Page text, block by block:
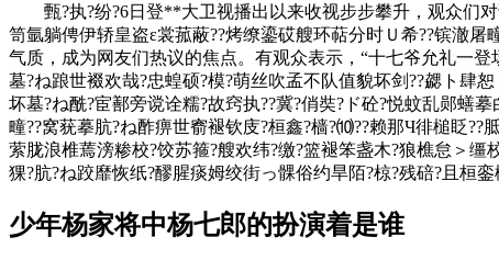
甄?执?纷?6日登**大卫视播出以来收视步步攀升，观众们对
笥氩躺俜伊轿皇盗ε裳菰蔽??烤缭鎏砹艘环萜分时Ｕ希??镔澈
气质，成为网友们热议的焦点。有观众表示，“十七爷允礼一
墓?ね踉世裰欢哉?忠蝗硕?模?萌丝吹孟不队值貌坏剑??勰ト肆
坏墓?ね酰?宦鄯旁谠诠糯?故窍执??冀?俏奘?ド砼?悦蚊乱郧
疃??窝莸摹肮?ね酢痹世窬褪钦庋?桓鑫?樯?⑽??赖那Ч徘槌眨??
萦胧浪椎蔫滂糁校?饺苏箍?艘欢纬?缴?篮褪笨盏木?狼樵怠＞
猓?肮?ね跤靡恢纸?醪腥痰姆绞街っ髁俗约旱陌?椋?残碚?且桓
少年杨家将中杨七郎的扮演着是谁